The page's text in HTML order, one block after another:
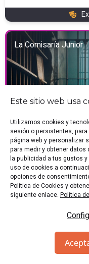
La Comisaría Junior
INFANTIL
🕍 Alicante 🏷️ Sala
la que el sheriff te
Este sitio web usa
Utilizamos cookies y
sesión o persistentes,
página web y personalizar
para medir y obtener
la publicidad a tus gustos
uso de cookies a
opciones de
Política de Cookies y
siguiente enlace. Política